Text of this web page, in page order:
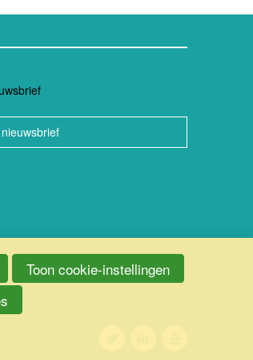
Toon cookie-instellingen